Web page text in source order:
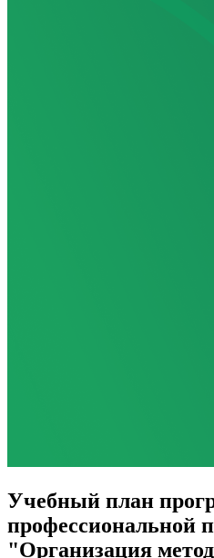
Учебный план
профессиональной
"Организация